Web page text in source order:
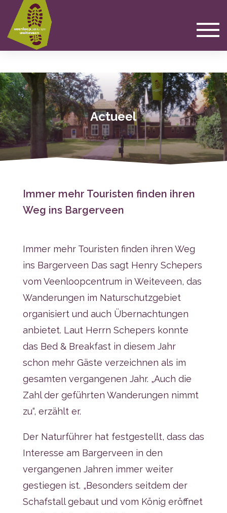
Actueel
Immer mehr Touristen finden ihren
Weg ins Bargerveen
Immer mehr Touristen finden ihren Weg
ins Bargerveen Das sagt Henry Schepers
vom Veenloopcentrum in Weiteveen, das
Wanderungen im Naturschutzgebiet
organisiert und auch Übernachtungen
anbietet. Laut Herrn Schepers konnte
das Bed & Breakfast in diesem Jahr
schon mehr Gäste verzeichnen als im
gesamten vergangenen Jahr. „Auch die
Zahl der geführten Wanderungen nimmt
zu“, erzählt er.
Der Naturführer hat festgestellt, dass das
Interesse am Bargerveen in den
vergangenen Jahren immer weiter
gestiegen ist. „Besonders seitdem der
Schafstall gebaut und vom König eröffnet